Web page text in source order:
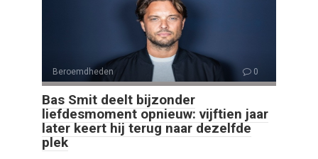
Beroemdheden 0
Bas Smit deelt bijzonder
liefdesmoment opnieuw: vijftien jaar
later keert hij terug naar dezelfde
plek